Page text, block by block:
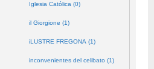
Iglesia Católica (0)
il Giorgione (1)
iLUSTRE FREGONA (1)
inconvenientes del celibato (1)